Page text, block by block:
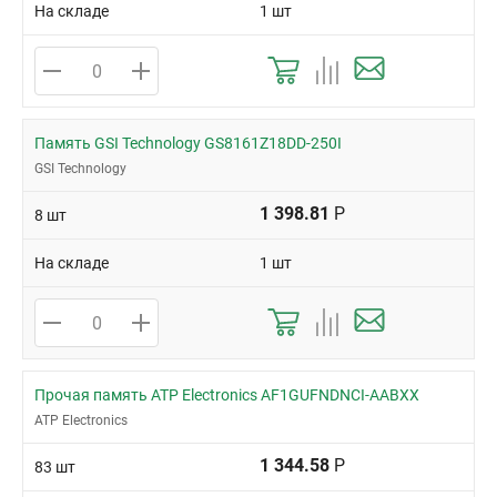
На складе 1 шт
Память GSI Technology GS8161Z18DD-250I
GSI Technology
8 шт 1 398.81 Р
На складе 1 шт
Прочая память ATP Electronics AF1GUFNDNCI-AABXX
ATP Electronics
83 шт 1 344.58 Р